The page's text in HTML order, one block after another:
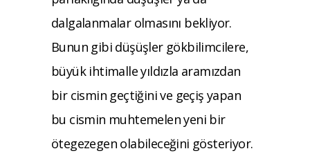
dalgalanmalar olmasını bekliyor.
Bunun gibi düşüşler gökbilimcilere,
büyük ihtimalle yıldızla aramızdan
bir cismin geçtiğini ve geçiş yapan
bu cismin muhtemelen yeni bir
ötegezegen olabileceğini gösteriyor.